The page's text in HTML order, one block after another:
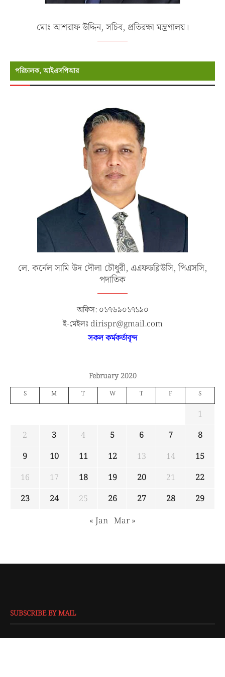
মোঃ আশরাফ উদ্দিন, সচিব, প্রতিরক্ষা মন্ত্রণালয়।
পরিচালক, আইএসপিআর
লে. কর্নেল সামি উদ দৌলা চৌধুরী, এএফডব্লিউসি, পিএসসি,
পদাতিক
অফিস: ০১৭৬৯০১৭১৯০
ই-মেইলঃ dirispr@gmail.com
সকল কর্মকর্তাবৃন্দ
February 2020
S M T W T F S
1
2
3 4 5 6 7
8
9
10 11 12 13 14
15
16
17 18 19 20 21
22
23
24 25 26 27 28
29
« Jan Mar »
SUBSCRIBE BY MAIL